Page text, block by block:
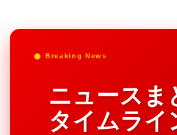
Breaking News
ニュースま
タイムライ